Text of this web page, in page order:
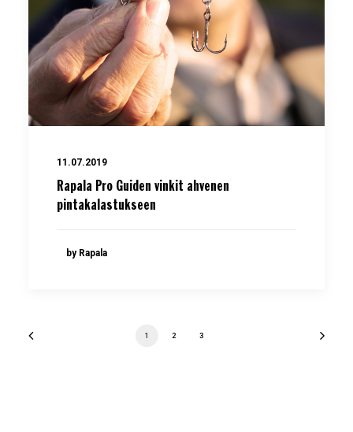
11.07.2019
Rapala Pro Guiden vinkit ahvenen
pintakalastukseen
by Rapala
1 2 3